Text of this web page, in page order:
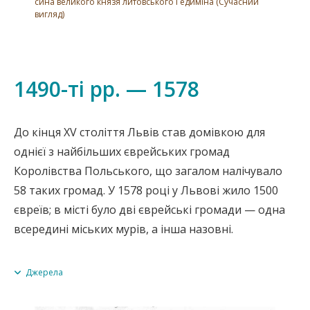
караїми. Однак після тимчасового вигнання євреїв
перейшли в християнство, або асимілювалися з
євреями-ашкеназі під час тимчасового
У Великому князівстві Литовському православні
зазнавали юридичної та соціальної дискримінації
з боку католицьких литовських правителів, тому
деякі з них емігрували на православні московські
духівництва, городян і навіть селян з Білорусі та
вигляд)
1490-ті рр. — 1578
До кінця XV століття Львів став домівкою для
однієї з найбільших єврейських громад
Королівства Польського, що загалом налічувало
58 таких громад. У 1578 році у Львові жило 1500
євреїв; в місті було дві єврейські громади — одна
всередині міських мурів, а інша назовні.
Джерела